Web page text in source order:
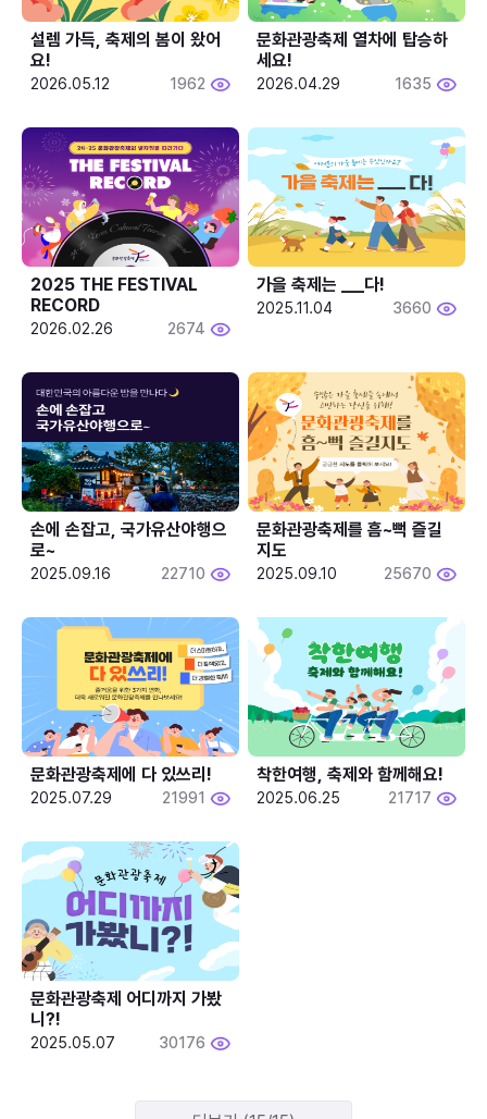
설렘 가득, 축제의 봄이 왔어
요!
2026.05.12 1962
문화관광축제 열차에 탑승하
세요!
2026.04.29 1635
2025 THE FESTIVAL
RECORD
2026.02.26 2674
2025.11.04 3660
손에 손잡고, 국가유산야행으
로~
2025.09.16 22710
문화관광축제를 흠~뻑 즐길
지도
2025.09.10 25670
문화관광축제에 다 있쓰리!
2025.07.29 21991
착한여행, 축제와 함께해요!
2025.06.25 21717
문화관광축제 어디까지 가봤
니?!
2025.05.07 30176